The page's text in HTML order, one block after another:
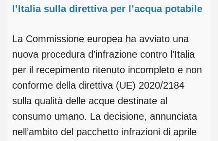
l’Italia sulla direttiva per l’acqua potabile
La Commissione europea ha avviato una
nuova procedura d’infrazione contro l’Italia
per il recepimento ritenuto incompleto e non
conforme della direttiva (UE) 2020/2184
sulla qualità delle acque destinate al
consumo umano. La decisione, annunciata
nell’ambito del pacchetto infrazioni di aprile